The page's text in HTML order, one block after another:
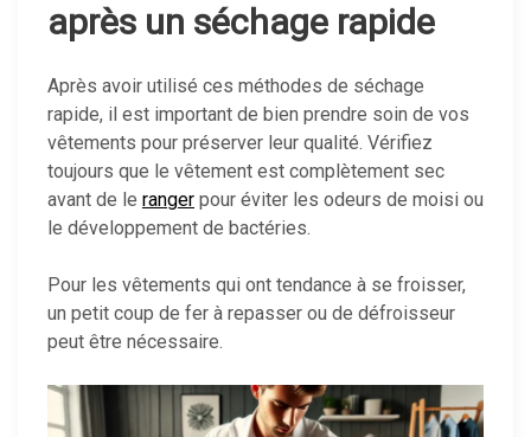
après un séchage rapide
Après avoir utilisé ces méthodes de séchage
rapide, il est important de bien prendre soin de vos
vêtements pour préserver leur qualité. Vérifiez
toujours que le vêtement est complètement sec
avant de le ranger pour éviter les odeurs de moisi ou
le développement de bactéries.
Pour les vêtements qui ont tendance à se froisser,
un petit coup de fer à repasser ou de défroisseur
peut être nécessaire.